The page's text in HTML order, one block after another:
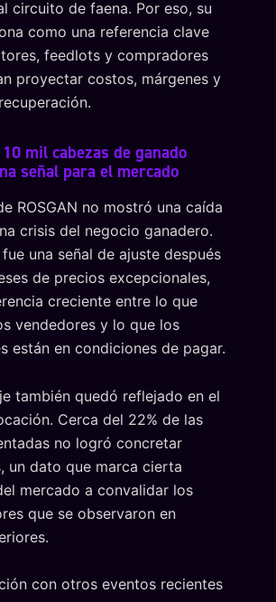
circuito de faena. Por eso, su
como una referencia clave
feedlots y compradores
proyectar costos, márgenes y
mil cabezas de ganado
señal para el mercado
ROSGAN no mostró una caída
crisis del negocio ganadero.
una señal de ajuste después
de precios excepcionales,
creciente entre lo que
vendedores y lo que los
están en condiciones de pagar.
también quedó reflejado en el
Cerca del 22% de las
no logró concretar
un dato que marca cierta
mercado a convalidar los
que se observaron en
con otros eventos recientes